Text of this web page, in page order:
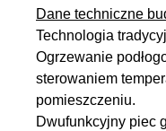
Dane techniczne
Technologia
Ogrzewanie
sterowaniem
pomieszczeniu.
Dwufunkcyjny piec